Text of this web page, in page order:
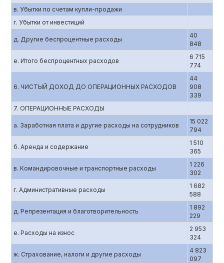
в. Убытки по счетам купли-продажи
г. Убытки от инвестиций
д. Другие беспроцентные расходы
40
848
е. Итого беспроцентных расходов
6 715
774
6. ЧИСТЫЙ ДОХОД ДО ОПЕРАЦИОННЫХ РАСХОДОВ
44
908
339
7. ОПЕРАЦИОННЫЕ РАСХОДЫ
а. Заработная плата и другие расходы на сотрудников
15 022
794
б. Аренда и содержание
1 510
365
в. Командировочные и транспортные расходы
1 226
302
г. Административные расходы
1 682
588
д. Репрезентация и благотворительность
1 892
229
е. Расходы на износ
2 953
324
ж. Страхование, налоги и другие расходы
4 823
097